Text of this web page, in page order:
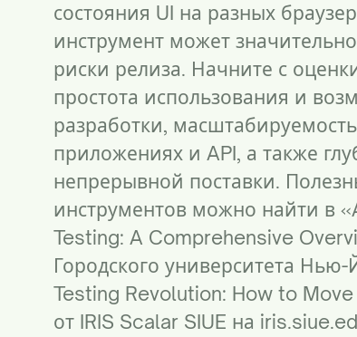
состояния UI на разных
инструмент может
риски релиза. Начните с
простота использования и
разработки,
приложениях и API, а также
непрерывной поставки.
инструментов можно найти в
Testing: A Comprehensive
Городского университета Нью-
Testing Revolution: How to
от IRIS Scalar SIUE на